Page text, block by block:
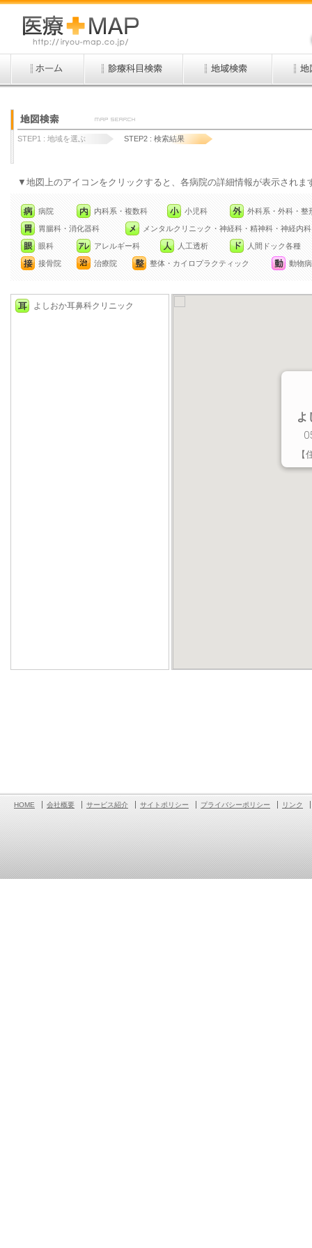
STEP1 : 地域を選ぶ STEP2 : 検索結果
▼地図上のアイコンをクリックすると、各病院の詳細情報が表示されま
病院 内科系・複数科 小児科 外科系・外科・整
胃腸科・消化器科 メンタルクリニック・神経科・精神科・神経内
眼科 アレルギー科 人工透析 人間ドック各種
接骨院 治療院 整体・カイロプラクティック 動物
よしおか耳鼻科クリニック
よ
HOME 会社概要 サービス紹介 サイトポリシー プライバシーポリシー リンク